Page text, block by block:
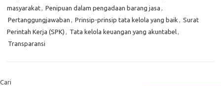
masyarakat, Penipuan dalam pengadaan barang jasa ,
Pertanggungjawaban , Prinsip-prinsip tata kelola yang baik , Surat
Perintah Kerja (SPK) , Tata kelola keuangan yang akuntabel,
Transparansi
Cari